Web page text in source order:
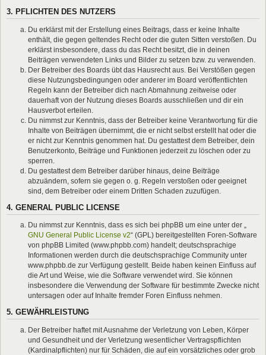
3. PFLICHTEN DES NUTZERS
Du erklärst mit der Erstellung eines Beitrags, dass er keine Inhalte
enthält, die gegen geltendes Recht oder die guten Sitten verstoßen. Du
erklärst insbesondere, dass du das Recht besitzt, die in deinen
Beiträgen verwendeten Links und Bilder zu setzen bzw. zu verwenden.
Der Betreiber des Boards übt das Hausrecht aus. Bei Verstößen gegen
diese Nutzungsbedingungen oder anderer im Board veröffentlichten
Regeln kann der Betreiber dich nach Abmahnung zeitweise oder
dauerhaft von der Nutzung dieses Boards ausschließen und dir ein
Hausverbot erteilen.
Du nimmst zur Kenntnis, dass der Betreiber keine Verantwortung für die
Inhalte von Beiträgen übernimmt, die er nicht selbst erstellt hat oder die
er nicht zur Kenntnis genommen hat. Du gestattest dem Betreiber, dein
Benutzerkonto, Beiträge und Funktionen jederzeit zu löschen oder zu
sperren.
Du gestattest dem Betreiber darüber hinaus, deine Beiträge
abzuändern, sofern sie gegen o. g. Regeln verstoßen oder geeignet
sind, dem Betreiber oder einem Dritten Schaden zuzufügen.
4. GENERAL PUBLIC LICENSE
Du nimmst zur Kenntnis, dass es sich bei phpBB um eine unter der „
GNU General Public License v2“ (GPL) bereitgestellten Foren-Software
von phpBB Limited (www.phpbb.com) handelt; deutschsprachige
Informationen werden durch die deutschsprachige Community unter
www.phpbb.de zur Verfügung gestellt. Beide haben keinen Einfluss auf
die Art und Weise, wie die Software verwendet wird. Sie können
insbesondere die Verwendung der Software für bestimmte Zwecke nicht
untersagen oder auf Inhalte fremder Foren Einfluss nehmen.
5. GEWÄHRLEISTUNG
Der Betreiber haftet mit Ausnahme der Verletzung von Leben, Körper
und Gesundheit und der Verletzung wesentlicher Vertragspflichten
(Kardinalpflichten) nur für Schäden, die auf ein vorsätzliches oder grob